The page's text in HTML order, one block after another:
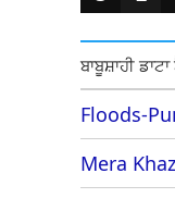
ਬਾਬੂਸ਼ਾਹੀ
Floods-
Mera